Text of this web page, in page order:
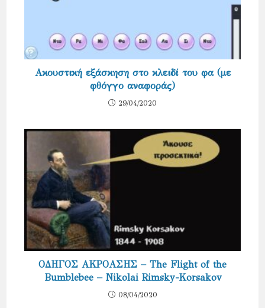
Ακουστική εξάσκηση στο κλειδί του φα (με
φθόγγο αναφοράς)
29/04/2020
ΟΔΗΓΟΣ ΑΚΡΟΑΣΗΣ – The Flight of the
Bumblebee – Nikolai Rimsky-Korsakov
08/04/2020